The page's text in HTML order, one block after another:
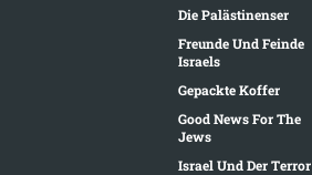
Die Palästinenser
Freunde Und Feinde
Israels
Gepackte Koffer
Good News For The
Jews
Israel Und Der Terror